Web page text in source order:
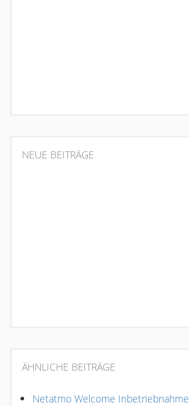
NEUE BEITRÄGE
ÄHNLICHE BEITRÄGE
Netatmo Welcome Inbetriebnahme